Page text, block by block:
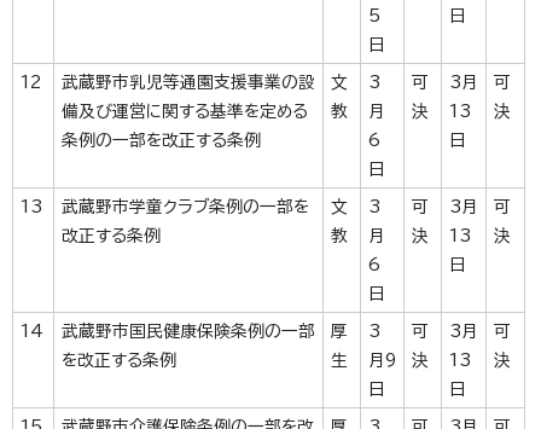
5
日
日
12
武蔵野市乳児等通園支援事業の設
備及び運営に関する基準を定める
条例の一部を改正する条例
文
教
3
月
6
日
可
決
3月
13
日
可
決
13
武蔵野市学童クラブ条例の一部を
改正する条例
文
教
3
月
6
日
可
決
3月
13
日
可
決
14
武蔵野市国民健康保険条例の一部
を改正する条例
厚
生
3
月9
日
可
決
3月
13
日
可
決